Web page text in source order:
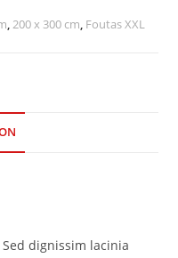
,200 x 300 cm, Foutas XXL
dignissim lacinia